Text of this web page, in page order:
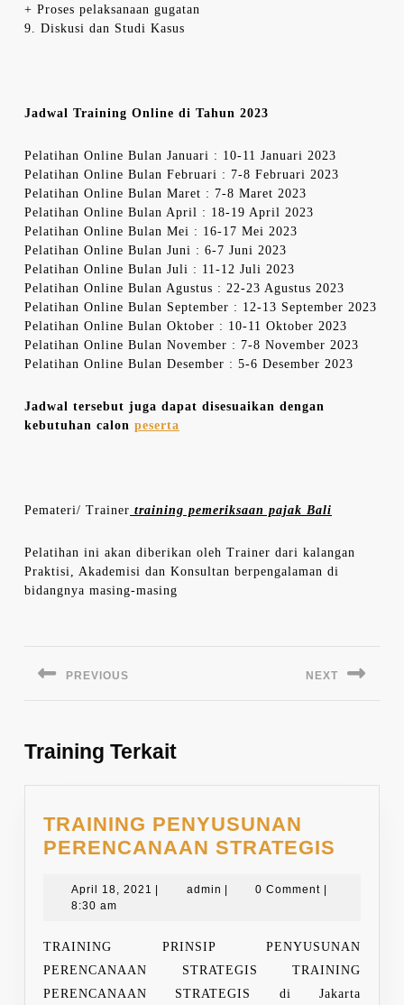
+ Proses pelaksanaan gugatan
9. Diskusi dan Studi Kasus
Jadwal Training Online di Tahun 2023
Pelatihan Online Bulan Januari : 10-11 Januari 2023
Pelatihan Online Bulan Februari : 7-8 Februari 2023
Pelatihan Online Bulan Maret : 7-8 Maret 2023
Pelatihan Online Bulan April : 18-19 April 2023
Pelatihan Online Bulan Mei : 16-17 Mei 2023
Pelatihan Online Bulan Juni : 6-7 Juni 2023
Pelatihan Online Bulan Juli : 11-12 Juli 2023
Pelatihan Online Bulan Agustus : 22-23 Agustus 2023
Pelatihan Online Bulan September : 12-13 September 2023
Pelatihan Online Bulan Oktober : 10-11 Oktober 2023
Pelatihan Online Bulan November : 7-8 November 2023
Pelatihan Online Bulan Desember : 5-6 Desember 2023
Jadwal tersebut juga dapat disesuaikan dengan
kebutuhan calon peserta
Pemateri/ Trainer training pemeriksaan pajak Bali
Pelatihan ini akan diberikan oleh Trainer dari kalangan
Praktisi, Akademisi dan Konsultan berpengalaman di
bidangnya masing-masing
PREVIOUS NEXT
Training Terkait
TRAINING PENYUSUNAN
PERENCANAAN STRATEGIS
April 18, 2021 April
admin admin0 Comment
8:30 am
TRAINING PRINSIP PENYUSUNAN
PERENCANAAN STRATEGIS TRAINING
PERENCANAAN STRATEGIS di Jakarta